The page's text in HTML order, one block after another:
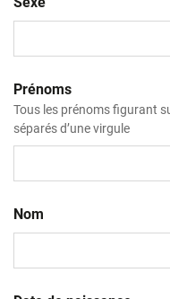
Prénoms
Tous les prénoms figurant
séparés d’une virgule
Nom